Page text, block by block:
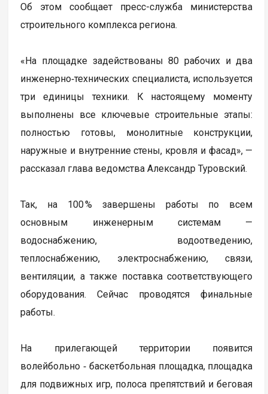
Об этом сообщает пресс-служба министерства
строительного комплекса региона.
«На площадке задействованы 80 рабочих и два
инженерно‑технических специалиста, используется
три единицы техники. К настоящему моменту
выполнены все ключевые строительные этапы:
полностью готовы, монолитные конструкции,
наружные и внутренние стены, кровля и фасад», —
рассказал глава ведомства Александр Туровский.
Так, на 100 % завершены работы по всем
основным инженерным системам —
водоснабжению, водоотведению,
теплоснабжению, электроснабжению, связи,
вентиляции, а также поставка соответствующего
оборудования. Сейчас проводятся финальные
работы.
На прилегающей территории появится
волейбольно ‑ баскетбольная площадка, площадка
для подвижных игр, полоса препятствий и беговая